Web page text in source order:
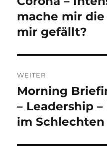
Beitrag:
mache mir
mir gefällt?
WEITER
Nächster
Beitrag:
Morning
– Leadership
im Schlechten